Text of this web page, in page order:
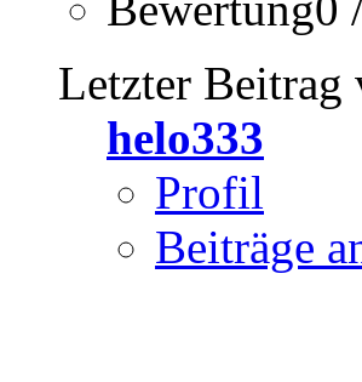
Letzter Beitrag
helo333
Profil
Beiträge